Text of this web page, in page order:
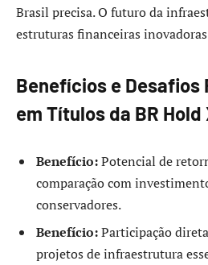
Brasil precisa. O futuro da
estruturas financeiras
Benefícios e Desafios
em Títulos da BR Hold
Benefício:Potencial de
comparação com
conservadores.
Benefício:Participação
projetos de infraestrutura